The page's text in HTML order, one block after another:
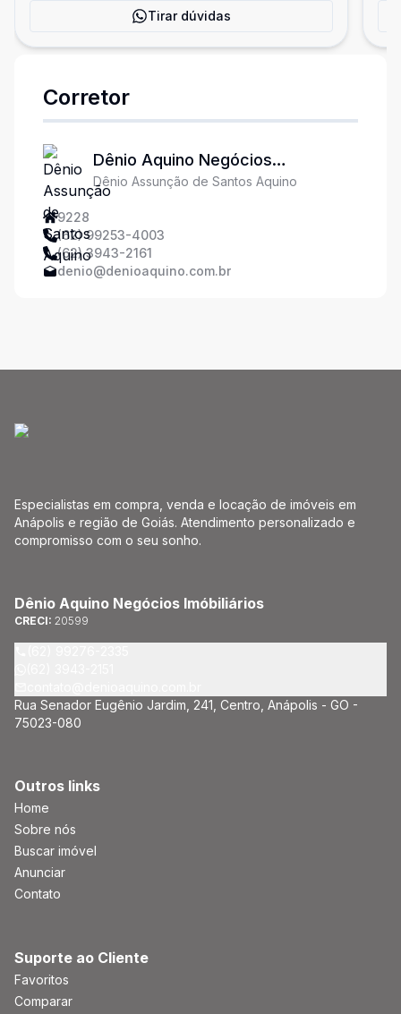
Tirar dúvidas
Corretor
Dênio Aquino Negócios
Imóbiliários
Dênio Assunção de Santos Aquino
9228
(62) 99253-4003
(62) 3943-2161
denio@denioaquino.com.br
Especialistas em compra, venda e locação de imóveis em
Anápolis e região de Goiás. Atendimento personalizado e
compromisso com o seu sonho.
Dênio Aquino Negócios Imóbiliários
CRECI: 20599
Rua Senador Eugênio Jardim, 241, Centro, Anápolis - GO -
75023-080
Outros links
Home
Sobre nós
Buscar imóvel
Anunciar
Contato
Suporte ao Cliente
Favoritos
Comparar